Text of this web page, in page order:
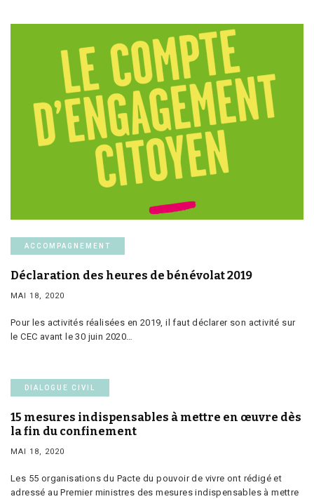
ACCOMPAGNEMENT
Déclaration des heures de bénévolat 2019
MAI 18, 2020
Pour les activités réalisées en 2019, il faut déclarer son activité sur
le CEC avant le 30 juin 2020…
DIALOGUE CIVIL
15 mesures indispensables à mettre en œuvre dès
la fin du confinement
MAI 18, 2020
Les 55 organisations du Pacte du pouvoir de vivre ont rédigé et
adressé au Premier ministres des mesures indispensables à mettre